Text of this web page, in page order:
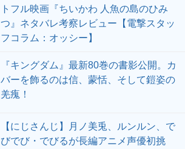
トフル映画『ちいかわ 人魚の島のひみ
つ』ネタバレ考察レビュー【電撃スタッ
フコラム：オッシー】
『キングダム』最新80巻の書影公開。カ
バーを飾るのは信、蒙恬、そして鎧姿の
羌瘣！
【にじさんじ】月ノ美兎、ルンルン、で
びでび・でびるが長編アニメ声優初挑